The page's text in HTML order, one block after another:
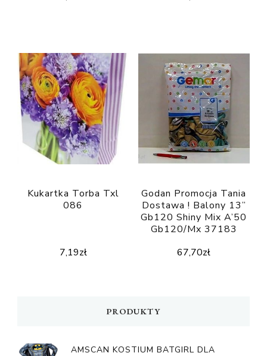
Kukartka Torba Txl
086
7,19zł
Godan Promocja Tania
Dostawa ! Balony 13”
Gb120 Shiny Mix A’50
Gb120/Mx 37183
67,70zł
PRODUKTY
AMSCAN KOSTIUM BATGIRL DLA